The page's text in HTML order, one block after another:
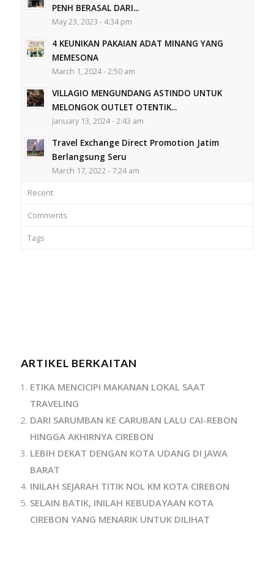
PENH BERASAL DARI...
May 23, 2023 - 4:34 pm
4 KEUNIKAN PAKAIAN ADAT MINANG YANG
MEMESONA
March 1, 2024 - 2:50 am
VILLAGIO MENGUNDANG ASTINDO UNTUK
MELONGOK OUTLET OTENTIK...
January 13, 2024 - 2:43 am
Travel Exchange Direct Promotion Jatim
Berlangsung Seru
March 17, 2022 - 7:24 am
Recent
Comments
Tags
ARTIKEL BERKAITAN
ETIKA MENCICIPI MAKANAN LOKAL SAAT
TRAVELING
DARI SARUMBAN KE CARUBAN LALU CAI-REBON
HINGGA AKHIRNYA CIREBON
LEBIH DEKAT DENGAN KOTA UDANG DI JAWA
BARAT
INILAH SEJARAH TITIK NOL KM KOTA CIREBON
SELAIN BATIK, INILAH KEBUDAYAAN KOTA
CIREBON YANG MENARIK UNTUK DILIHAT